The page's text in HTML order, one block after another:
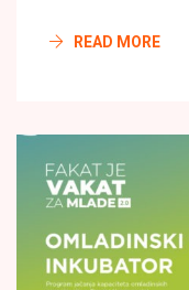
READ MORE